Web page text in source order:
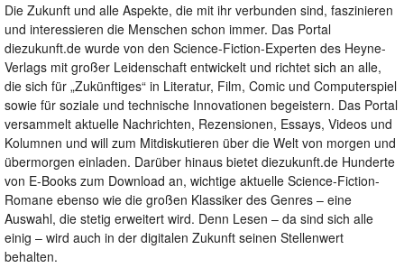
Die Zukunft und alle Aspekte, die mit ihr verbunden sind, faszinieren
und interessieren die Menschen schon immer. Das Portal
diezukunft.de wurde von den Science-Fiction-Experten des Heyne-
Verlags mit großer Leidenschaft entwickelt und richtet sich an alle,
die sich für „Zukünftiges“ in Literatur, Film, Comic und Computerspiel
sowie für soziale und technische Innovationen begeistern. Das Portal
versammelt aktuelle Nachrichten, Rezensionen, Essays, Videos und
Kolumnen und will zum Mitdiskutieren über die Welt von morgen und
übermorgen einladen. Darüber hinaus bietet diezukunft.de Hunderte
von E-Books zum Download an, wichtige aktuelle Science-Fiction-
Romane ebenso wie die großen Klassiker des Genres – eine
Auswahl, die stetig erweitert wird. Denn Lesen – da sind sich alle
einig – wird auch in der digitalen Zukunft seinen Stellenwert
behalten.